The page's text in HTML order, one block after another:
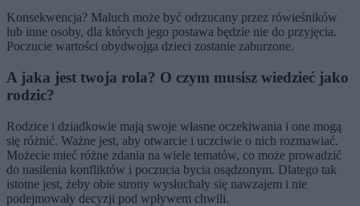
Konsekwencja? Maluch może być odrzucany przez rówieśników
lub inne osoby, dla których jego postawa będzie nie do przyjęcia.
Poczucie wartości obydwojga dzieci zostanie zaburzone.
A jaka jest twoja rola? O czym musisz wiedzieć jako
rodzic?
Rodzice i dziadkowie mają swoje własne oczekiwania i one mogą
się różnić. Ważne jest, aby otwarcie i uczciwie o nich rozmawiać.
Możecie mieć różne zdania na wiele tematów, co może prowadzić
do nasilenia konfliktów i poczucia bycia osądzonym. Dlatego tak
istotne jest, żeby obie strony wysłuchały się nawzajem i nie
podejmowały decyzji pod wpływem chwili.